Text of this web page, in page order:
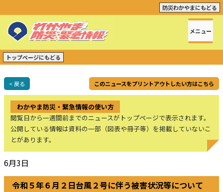
防災わかやまにもどる
トップページにもどる
< 戻る このニュースをプリントアウトしたい方はこちら
わかやま防災・緊急情報の使い方
閲覧日から一週間前までのニュースがトップページで表示されます。
公開している情報は資料の一部（図表や冊子等）を掲載していないこ
とがあります。
6月3日
令和５年６月２日台風２号に伴う被害状況等について
メニュー